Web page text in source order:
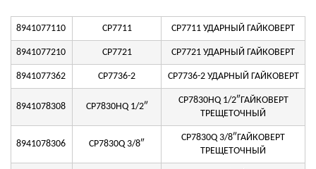
8941077110 CP7711 CP7711 УДАРНЫЙ ГАЙКОВЕРТ
8941077210 CP7721 CP7721 УДАРНЫЙ ГАЙКОВЕРТ
8941077362 CP7736-2 CP7736-2 УДАРНЫЙ ГАЙКОВЕРТ
8941078308 CP7830HQ 1/2″
CP7830HQ 1/2″ГАЙКОВЕРТ
ТРЕЩЕТОЧНЫЙ
8941078306 CP7830Q 3/8″
CP7830Q 3/8″ГАЙКОВЕРТ
ТРЕЩЕТОЧНЫЙ